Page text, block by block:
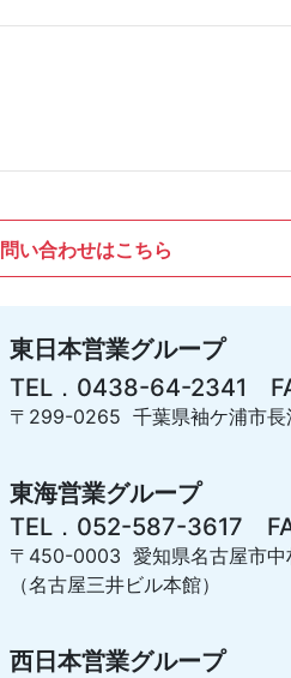
い合わせはこちら
東日本営業グループ
TEL．0438-64-2341
〒299-0265 千葉県袖ケ浦市
東海営業グループ
TEL．052-587-3617
〒450-0003 愛知県名古屋市中
（名古屋三井ビル本館）
西日本営業グループ